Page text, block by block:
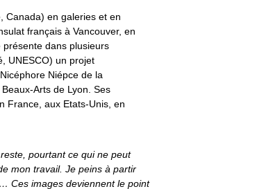
Canada) en galeries et en
français à Vancouver, en
présente dans plusieurs
UNESCO) un projet
Niépce de la
Arts de Lyon. Ses
France, aux Etats-Unis, en
pourtant ce qui ne peut
mon travail. Je peins à partir
Ces images deviennent le point